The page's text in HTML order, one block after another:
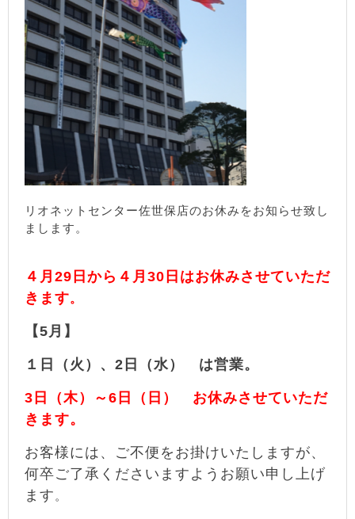
リオネットセンター佐世保店のお休みをお知らせ致し
まします。
４月29日から４月30日はお休みさせていただ
きます。
【5月】
１日（火）、2日（水） は営業。
3日（木）～6日（日） お休みさせていただ
きます。
お客様には、ご不便をお掛けいたしますが、
何卒ご了承くださいますようお願い申し上げ
ます 。